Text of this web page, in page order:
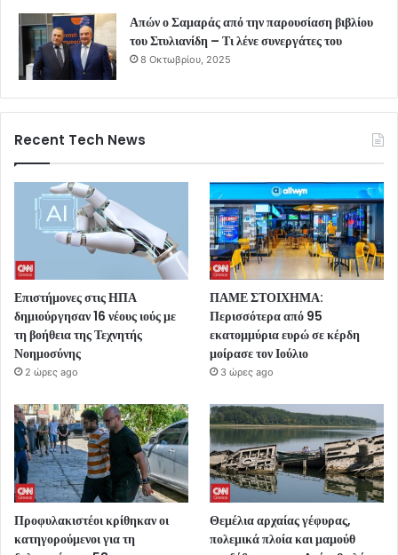
Απών ο Σαμαράς από την παρουσίαση βιβλίου
του Στυλιανίδη – Τι λένε συνεργάτες του
8 Οκτωβρίου, 2025
Recent Tech News
Επιστήμονες στις ΗΠΑ
δημιούργησαν 16 νέους ιούς με
τη βοήθεια της Τεχνητής
Νοημοσύνης
2 ώρες ago
ΠΑΜΕ ΣΤΟΙΧΗΜΑ:
Περισσότερα από 95
εκατομμύρια ευρώ σε κέρδη
μοίρασε τον Ιούλιο
3 ώρες ago
Προφυλακιστέοι κρίθηκαν οι
κατηγορούμενοι για τη
Θεμέλια αρχαίας γέφυρας,
πολεμικά πλοία και μαμούθ